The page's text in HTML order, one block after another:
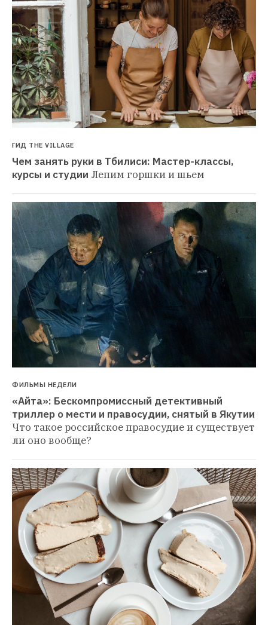
ГИД THE VILLAGE
Чем занять руки в Тбилиси: Мастер-классы,
курсы и студии Лепим горшки и шьем
ФИЛЬМЫ НЕДЕЛИ
«Айта»: Бескомпромиссный детективный
триллер о мести и правосудии, снятый в Якутии
Что такое российское правосудие и существует
ли оно вообще?